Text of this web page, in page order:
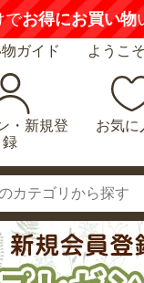
でお得にお買い物
ガイド ようこそ
・新規登
録
お気に